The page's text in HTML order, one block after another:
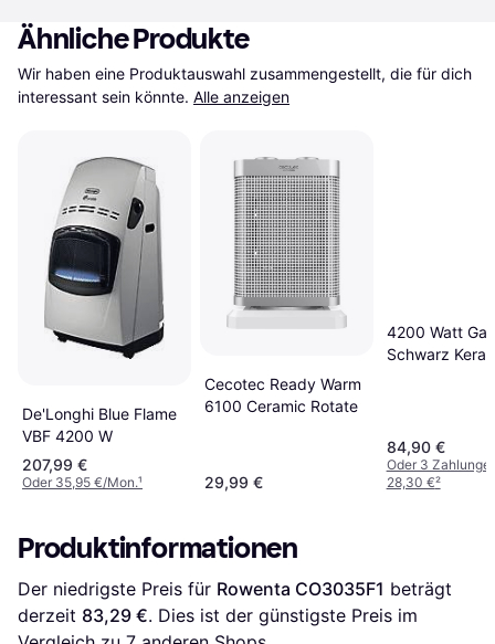
Ähnliche Produkte
Wir haben eine Produktauswahl zusammengestellt, die für dich
interessant sein könnte. Alle anzeigen
De'Longhi Blue Flame
VBF 4200 W
207,99 €
Oder 35,95 €/Mon.¹
Cecotec Ready Warm
6100 Ceramic Rotate
29,99 €
4200 Watt
Schwarz
84,90 €
Oder 3
28,30 €²
Produktinformationen
Der niedrigste Preis für Rowenta CO3035F1 beträgt
derzeit 83,29 €. Dies ist der günstigste Preis im